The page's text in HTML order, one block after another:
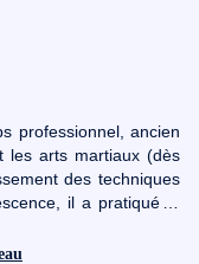
professionnel, ancien
les arts martiaux (dès
des techniques
il a pratiqué le
il consacre sa vie à